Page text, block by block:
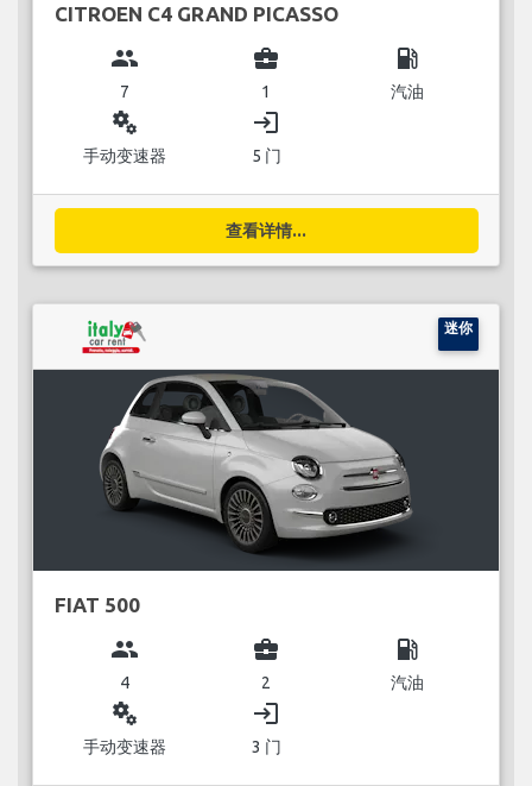
CITROEN C4 GRAND PICASSO
group
7
business_center
1
local_gas_station
汽油
miscellaneous_services
手动变速器
login
5 门
查看详情...
迷你
FIAT 500
group
4
business_center
2
local_gas_station
汽油
miscellaneous_services
手动变速器
login
3 门